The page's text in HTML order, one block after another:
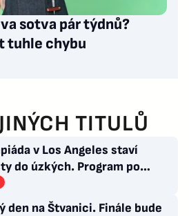
sotva pár týdnů?
tuhle chybu
TITULŮ
v Los Angeles staví
do úzkých. Program po
mnohé z nich nepotěší
den na Štvanici. Finále bude